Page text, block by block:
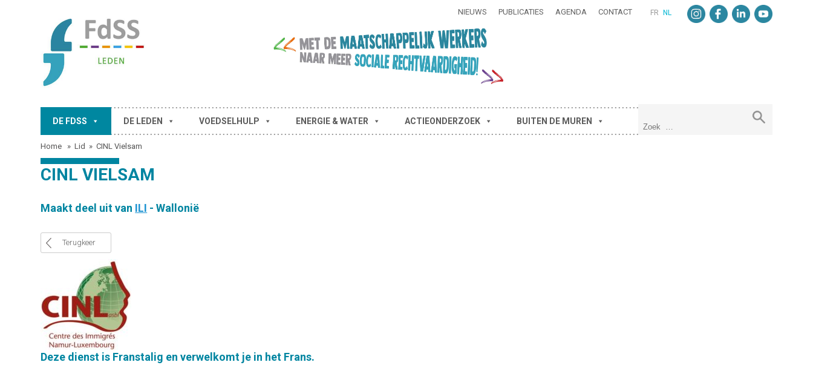
NIEUWS PUBLICATIES AGENDA CONTACT FR NL
DE FDSS DE LEDEN VOEDSELHULP ENERGIE & WATER ACTIEONDERZOEK BUITEN DE MUREN
Home »Lid »CINL Vielsam
CINL VIELSAM
Maakt deel uit van ILI - Wallonië
Terugkeer
Deze dienst is Franstalig enverwelkomt je in het Frans.